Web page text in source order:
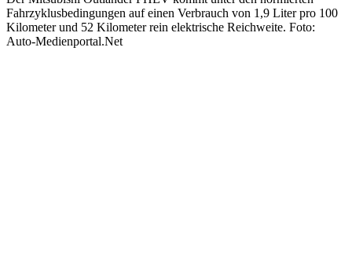
Fahrzyklusbedingungen auf einen Verbrauch von 1,9 Liter pro 100
Kilometer und 52 Kilometer rein elektrische Reichweite. Foto:
Auto-Medienportal.Net